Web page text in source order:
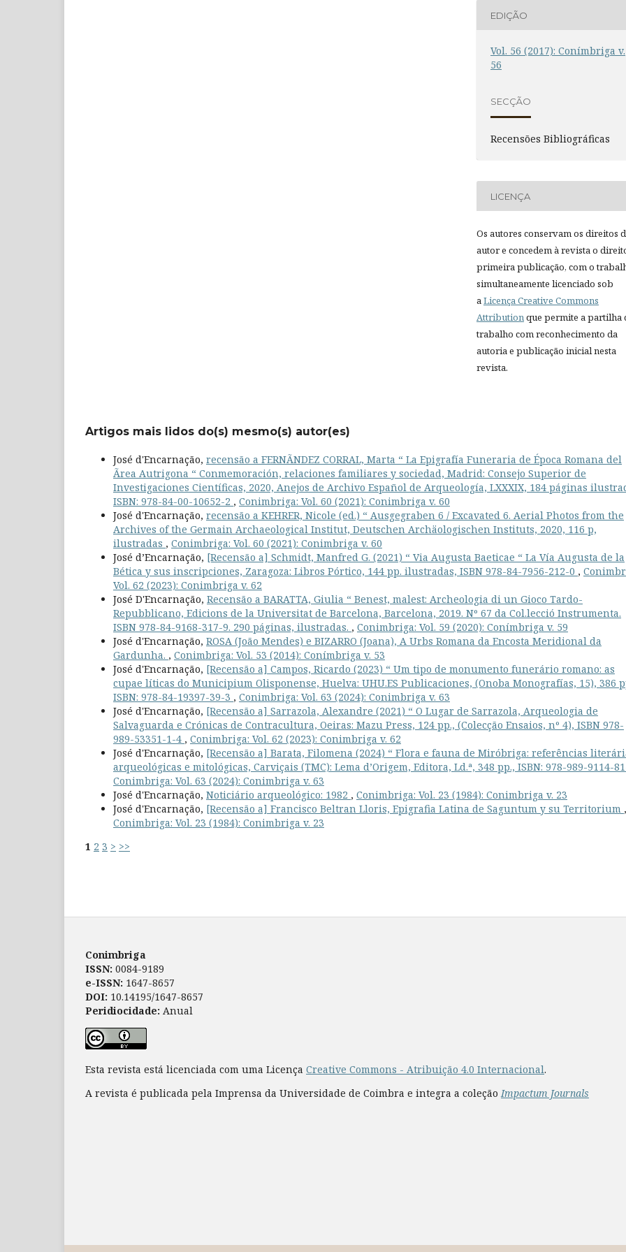
EDIÇÃO
Vol. 56 (2017): Conímbriga v.
56
SECÇÃO
Recensões Bibliográficas
LICENÇA
Os autores conservam os direitos
autor e concedem à revista o
primeira publicação, com o
simultaneamente licenciado sob
aLicença Creative Commons
Attributionque permite a partilha
trabalho com reconhecimento da
autoria e publicação inicial nesta
revista.
Artigos mais lidos do(s) mesmo(s) autor(es)
José d'Encarnação, recensão a FERNÃNDEZ CORRAL, Marta “ La Epigrafía Funeraria de Época Romana del
Ãrea Autrigona “ Conmemoración, relaciones familiares y sociedad, Madrid: Consejo Superior de
Investigaciones Científicas, 2020, Anejos de Archivo Español de Arqueología, LXXXIX, 184 páginas
ISBN: 978-84-00-10652-2 , Conimbriga: Vol. 60 (2021): Conimbriga v. 60
José d'Encarnação, recensão a KEHRER, Nicole (ed.) “ Ausgegraben 6 / Excavated 6. Aerial Photos from the
Archives of the Germain Archaeological Institut, Deutschen Archäologischen Instituts, 2020, 116 p,
ilustradas , Conimbriga: Vol. 60 (2021): Conimbriga v. 60
José d’Encarnação, [Recensão a] Schmidt, Manfred G. (2021) “ Via Augusta Baeticae “ La Vía Augusta de la
Bética y sus inscripciones, Zaragoza: Libros Pórtico, 144 pp. ilustradas, ISBN 978-84-7956-212-0 ,
Vol. 62 (2023): Conimbriga v. 62
José D'Encarnação, Recensão a BARATTA, Giulia “ Benest, malest: Archeologia di un Gioco Tardo-
Repubblicano, Edicions de la Universitat de Barcelona, Barcelona, 2019. Nº 67 da Col.lecció Instrumenta.
ISBN 978-84-9168-317-9. 290 páginas, ilustradas. , Conimbriga: Vol. 59 (2020): Conímbriga v. 59
José d'Encarnação, ROSA (João Mendes) e BIZARRO (Joana), A Urbs Romana da Encosta Meridional da
Gardunha. , Conimbriga: Vol. 53 (2014): Conímbriga v. 53
José d'Encarnação, [Recensão a] Campos, Ricardo (2023) “ Um tipo de monumento funerário romano: as
cupae líticas do Municipium Olisponense, Huelva: UHU.ES Publicaciones, (Onoba Monografías, 15), 386
ISBN: 978-84-19397-39-3 , Conimbriga: Vol. 63 (2024): Conimbriga v. 63
José d'Encarnação, [Recensão a] Sarrazola, Alexandre (2021) “ O Lugar de Sarrazola, Arqueologia de
Salvaguarda e Crónicas de Contracultura, Oeiras: Mazu Press, 124 pp., (Colecção Ensaios, nº 4), ISBN 978-
989-53351-1-4 , Conimbriga: Vol. 62 (2023): Conimbriga v. 62
José d'Encarnação, [Recensão a] Barata, Filomena (2024) “ Flora e fauna de Miróbriga: referências
arqueológicas e mitológicas, Carviçais (TMC): Lema d’Origem, Editora, Ld.ª, 348 pp., ISBN: 978-989-9114-
Conimbriga: Vol. 63 (2024): Conimbriga v. 63
José d'Encarnação, Noticiário arqueológico: 1982 , Conimbriga: Vol. 23 (1984): Conimbriga v. 23
José d'Encarnação, [Recensão a] Francisco Beltran Lloris, Epigrafia Latina de Saguntum y su Territorium ,
Conimbriga: Vol. 23 (1984): Conimbriga v. 23
1 2 3 > >>
Conimbriga
ISSN: 0084-9189
e-ISSN: 1647-8657
DOI: 10.14195/1647-8657
Peridiocidade: Anual
Esta revista está licenciada com uma Licença Creative Commons - Atribuição 4.0 Internacional.
A revista é publicada pela Imprensa da Universidade de Coimbra e integra a coleçãoImpactum Journals